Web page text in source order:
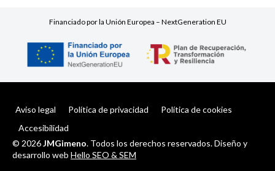
Financiado por la Unión Europea – NextGeneration EU
© 2026JMGimeno. Todos los derechos reservados. Diseño y
desarrollo web Hello SEO & SEM
Aviso legal Política de privacidad
Política de cookies
Accesibilidad